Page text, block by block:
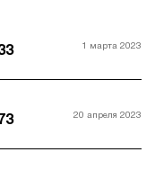
1 марта 2023
20 апреля 2023